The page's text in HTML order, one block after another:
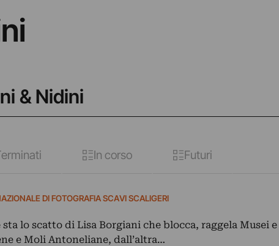
& Nidini
In corso Futuri
DI FOTOGRAFIA SCAVI SCALIGERI
lo scatto di Lisa Borgiani che blocca, raggela Musei e
e Moli Antoneliane, dall’altra…